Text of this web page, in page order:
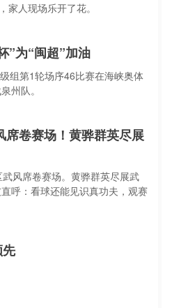
家人现场乐开了花。
”为“闽超”加油
组第1轮场序46比赛在海峡奥体
州队。
席卷赛场！黄骅群英尽展
风席卷赛场。黄骅群英尽展武
呼：看球还能见识真功夫，观赛